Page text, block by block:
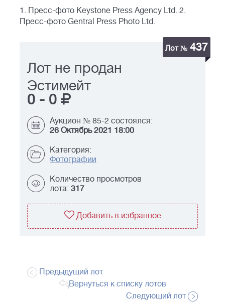
1. Пресс-фото Keystone Press Agency Ltd. 2.
Пресс-фото Gentral Press Photo Ltd.
Лот № 437
Лот не продан
Эстимейт
0 - 0
Аукцион № 85-2 состоялся:
26 Октябрь 2021 18:00
Категория:
Фотографии
Количество просмотров
лота: 317
Добавить в избранное
Предыдущий лот
Вернуться к списку лотов
Следующий лот